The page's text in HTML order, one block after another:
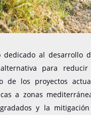
dedicado al desarrollo
para
de los proyectos
a zonas
y la